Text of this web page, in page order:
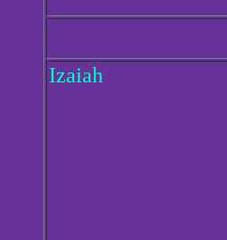
Izaiah